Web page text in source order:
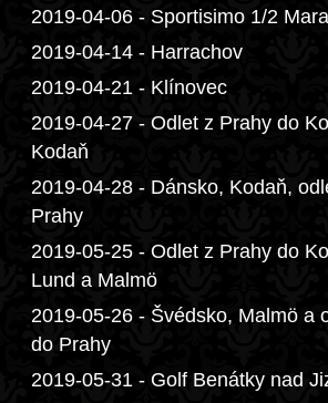
2019-04-06 - Sportisimo 1/2
2019-04-14 - Harrachov
2019-04-21 - Klínovec
2019-04-27 - Odlet z Prahy do
Kodaň
2019-04-28 - Dánsko, Kodaň,
Prahy
2019-05-25 - Odlet z Prahy do
Lund a Malmö
2019-05-26 - Švédsko, Malmö a
do Prahy
2019-05-31 - Golf Benátky nad